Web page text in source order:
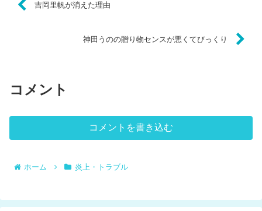
吉岡里帆が消えた理由
神田うのの贈り物センスが悪くてびっくり
コメント
コメントを書き込む
ホーム 炎上・トラブル